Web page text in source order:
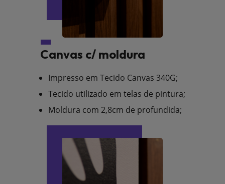
Canvas c/ moldura
Impresso em Tecido Canvas 340G;
Tecido utilizado em telas de pintura;
Moldura com 2,8cm de profundida;